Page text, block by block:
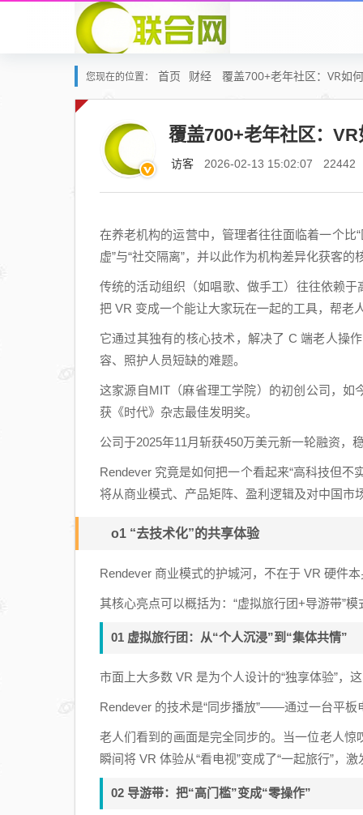
您现在的位置： 首页 财经 覆盖700+老年社区：VR如
覆盖700+老年社区：
访客 2026-02-13 15:02:07 22442
在养老机构的运营中，管理者往往面临着一个比
虚”与“社交隔离”，并以此作为机构差异化获客的
传统的活动组织（如唱歌、做手工）往往依赖
把 VR 变成一个能让大家玩在一起的工具，帮老
它通过其独有的核心技术，解决了 C 端老人操
容、照护人员短缺的难题。
这家源自MIT（麻省理工学院）的初创公司，如
获《时代》杂志最佳发明奖。
公司于2025年11月斩获450万美元新一轮融资，
Rendever 究竟是如何把一个看起来“高科技但
将从商业模式、产品矩阵、盈利逻辑及对中国市
o1 “去技术化”的共享体验
Rendever 商业模式的护城河，不在于 VR 硬件
其核心亮点可以概括为：“虚拟旅行团+导游带”模
01 虚拟旅行团：从“个人沉浸”到“集体共情”
市面上大多数 VR 是为个人设计的“独享体验”，
Rendever 的技术是“同步播放”——通过一台平
老人们看到的画面是完全同步的。当一位老人
瞬间将 VR 体验从“看电视”变成了“一起旅行”，
02 导游带：把“高门槛”变成“零操作”